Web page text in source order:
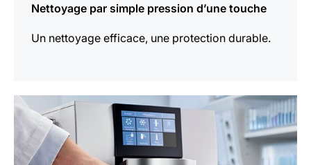
Nettoyage par simple pression d’une touche
Un nettoyage efficace, une protection durable.
En
savoir
plus